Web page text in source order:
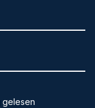
gelesen